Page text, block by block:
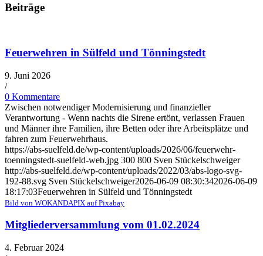
Beiträge
Feuerwehren in Sülfeld und Tönningstedt
9. Juni 2026
/
0 Kommentare
Zwischen notwendiger Modernisierung und finanzieller
Verantwortung - Wenn nachts die Sirene ertönt, verlassen Frauen
und Männer ihre Familien, ihre Betten oder ihre Arbeitsplätze und
fahren zum Feuerwehrhaus.
https://abs-suelfeld.de/wp-content/uploads/2026/06/feuerwehr-
toenningstedt-suelfeld-web.jpg 300 800 Sven Stückelschweiger
http://abs-suelfeld.de/wp-content/uploads/2022/03/abs-logo-svg-
192-88.svg Sven Stückelschweiger2026-06-09 08:30:342026-06-09
18:17:03Feuerwehren in Sülfeld und Tönningstedt
Bild von WOKANDAPIX auf Pixabay
Mitgliederversammlung vom 01.02.2024
4. Februar 2024